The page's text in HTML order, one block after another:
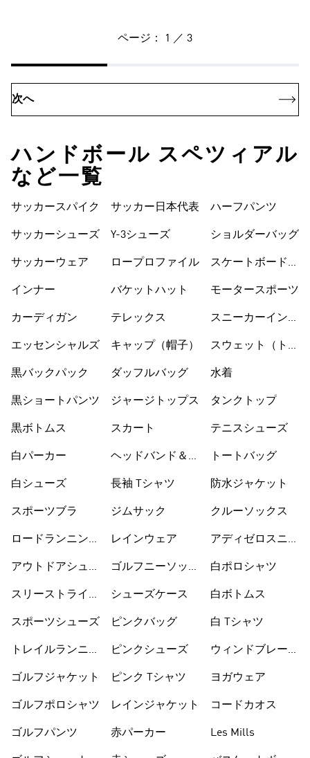
ページ： 1 ／ 3
次へ
ハンドボール スペツィアル
など一覧
サッカースパイク
サッカーシューズ
サッカーウェア
インナー
カーディガン
エッセンシャルズ
黒バックパック
黒ショートパンツ
黒ボトムス
白パーカー
白シューズ
スポーツブラ
ロードランニング
アウトドアシュー
スリーストライプ
スポーツシューズ
トレイルランニン
ゴルフジャケット
ゴルフポロシャツ
ゴルフパンツ
サッカー日本代表
Y-3シューズ
ロープロファイル
バケットハット
テレックス
キャップ（帽子）
ダッフルバッグ
ジャージトップス
スカート
ヘッドバンド＆バ
長袖 Tシャツ
ジムサック
レインウェア
ゴルフニーソック
シューズケース
ピンクバッグ
ピンクシューズ
ピンク Tシャツ
レインジャケット
赤パーカー
ハーフパンツ
ショルダーバッグ
スケートボードシ
モータースポーツ
スニーカーインソ
スウェット（トレ
水着
タンクトップ
テニスシューズ
トートバッグ
防水ジャケット
クルーソックス
アディゼロスニー
白ポロシャツ
白ボトムス
白 Tシャツ
ウィンドブレーカ
ヨガウェア
コードカオス
Les Mills